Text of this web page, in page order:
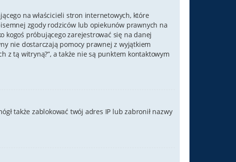
na właścicieli stron internetowych, które
zgody rodziców lub opiekunów prawnych na
kogoś próbującego zarejestrować się na danej
nie dostarczają pomocy prawnej z wyjątkiem
z tą witryną?”, a także nie są punktem kontaktowym
także zablokować twój adres IP lub zabronił nazwy